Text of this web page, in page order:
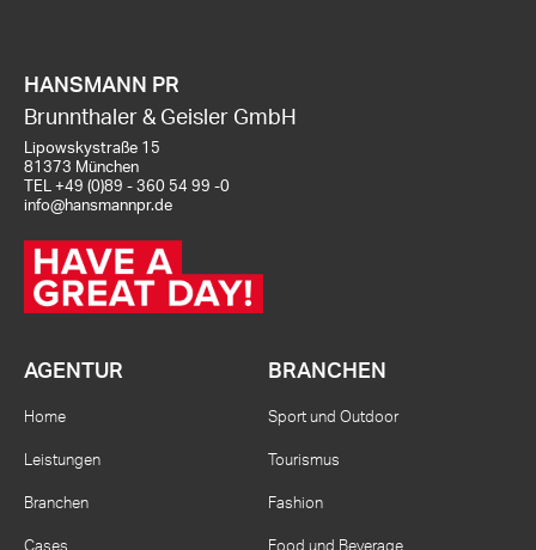
HANSMANN PR
Brunnthaler & Geisler GmbH
Lipowskystraße 15
81373 München
TEL +49 (0)89 - 360 54 99 -0
info@hansmannpr.de
AGENTUR
Home
Leistungen
Branchen
Cases
BRANCHEN
Sport und Outdoor
Tourismus
Fashion
Food und Beverage